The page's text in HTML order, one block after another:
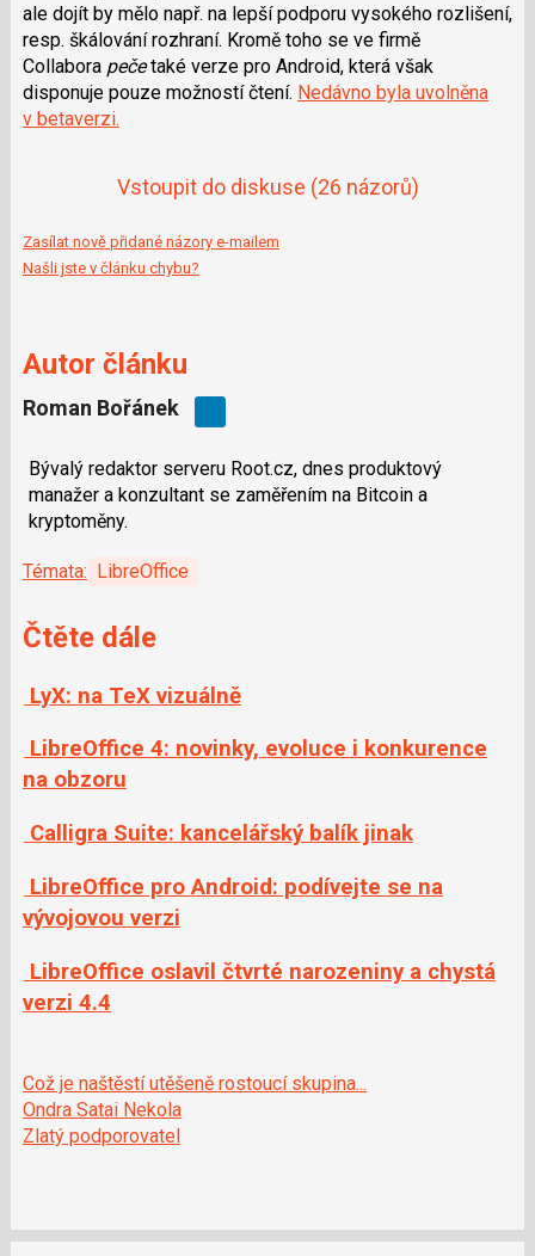
ale dojít by mělo např. na lepší podporu vysokého rozlišení,
resp. škálování rozhraní. Kromě toho se ve firmě
Collabora pečetaké verze pro Android, která však
disponuje pouze možností čtení. Nedávno byla uvolněna
v betaverzi.
Vstoupit do diskuse (26 názorů)
Zasílat nově přidané názory e-mailem
Našli jste v článku chybu?
Autor článku
Roman Bořánek
Bývalý redaktor serveru Root.cz, dnes produktový
manažer a konzultant se zaměřením na Bitcoin a
kryptoměny.
Témata: LibreOffice
Čtěte dále
LyX: na TeX vizuálně
LibreOffice 4: novinky, evoluce i konkurence
na obzoru
Calligra Suite: kancelářský balík jinak
LibreOffice pro Android: podívejte se na
vývojovou verzi
LibreOffice oslavil čtvrté narozeniny a chystá
verzi 4.4
Což je naštěstí utěšeně rostoucí skupina...
Ondra Satai Nekola
Zlatý podporovatel